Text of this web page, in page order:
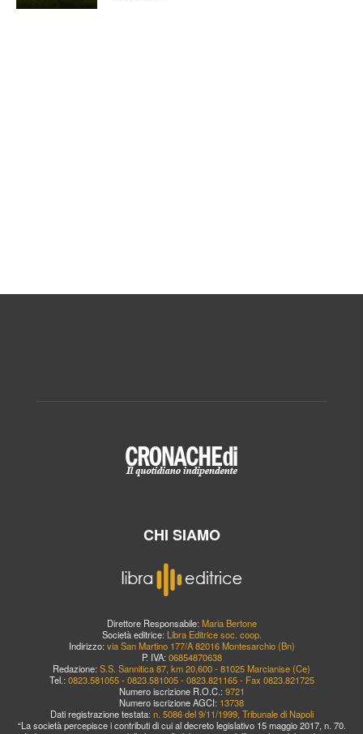
CHI SIAMO
Direttore Responsabile: Maria Bertone
Società editrice: Libra Editrice soc. coop.
Indirizzo: via San Martino 177/A 82016 Montesarchio (Bn)
P. IVA: 06854870638
Redazione: S.S. Sannitica 87, km 20,600 - 81025 Marcianise (Ce)
Tel.: 0823.581055 - 0823.581005 - 0823.821165 - Fax 0823.821725
Numero iscrizione R.O.C.: 9721
Numero iscrizione AGCI: 13738
Dati registrazione testata: n. 5086 del 9/11/1999, Tribunale di Napoli
“La società percepisce i contributi di cui al decreto legislativo 15 maggio 2017, n. 70.